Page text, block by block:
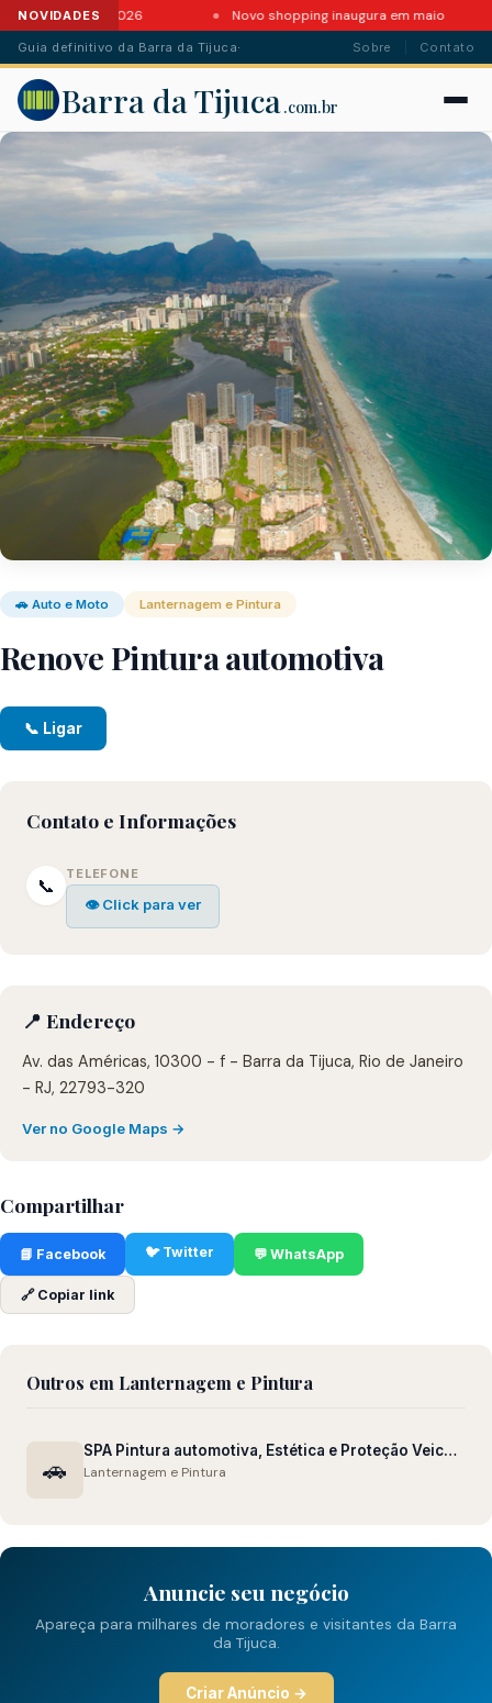
NOVIDADES
da Barra em 2026 Novo shopping inaugura em maio
Guia definitivo da Barra da Tijuca· Sobre Contato
Barra da Tijuca .com.br
🚗 Auto e Moto Lanternagem e Pintura
Renove Pintura automotiva
📞 Ligar
Contato e Informações
📞
TELEFONE
👁 Click para ver
📍 Endereço
Av. das Américas, 10300 - f - Barra da Tijuca, Rio de Janeiro
- RJ, 22793-320
Ver no Google Maps →
Compartilhar
📘 Facebook 🐦 Twitter 💬 WhatsApp
🔗 Copiar link
Outros em Lanternagem e Pintura
🚗
SPA Pintura automotiva, Estética e Proteção Veicular no Recreio & Barra da Tijuca
Lanternagem e Pintura
Anuncie seu negócio
Apareça para milhares de moradores e visitantes da Barra
da Tijuca.
Criar Anúncio →